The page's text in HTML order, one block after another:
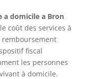
a domicile a Bron
coût des services à
remboursement
fiscal
les personnes
à domicile.